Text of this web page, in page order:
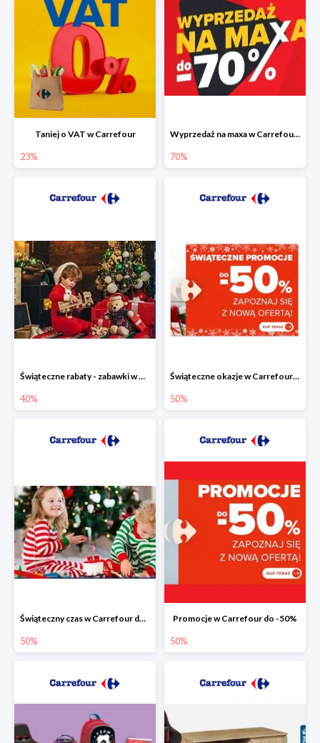
Taniej o VAT w Carrefour
23%
Wyprzedaż na maxa w Carrefour do -70%
70%
Świąteczne rabaty - zabawki w Carrefour do -40%
40%
Świąteczne okazje w Carrefour do -50%
50%
Świąteczny czas w Carrefour do -50%
50%
Promocje w Carrefour do -50%
50%